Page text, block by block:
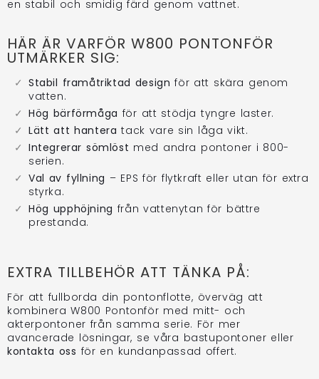
en stabil och smidig färd genom vattnet.
HÄR ÄR VARFÖR W800 PONTONFÖR
UTMÄRKER SIG:
Stabil framåtriktad design för att skära genom
vatten.
Hög bärförmåga för att stödja tyngre laster.
Lätt att hantera tack vare sin låga vikt.
Integrerar sömlöst med andra pontoner i 800-
serien.
Val av fyllning – EPS för flytkraft eller utan för extra
styrka.
Hög upphöjning från vattenytan för bättre
prestanda.
EXTRA TILLBEHÖR ATT TÄNKA PÅ:
För att fullborda din pontonflotte, överväg att
kombinera W800 Pontonför med mitt- och
akterpontoner från samma serie. För mer
avancerade lösningar, se våra bastupontoner eller
kontakta oss för en kundanpassad offert.